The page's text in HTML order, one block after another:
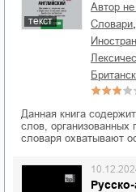
текст
Автор
словари
Данная книга
слов, организованных
словаря охватывают